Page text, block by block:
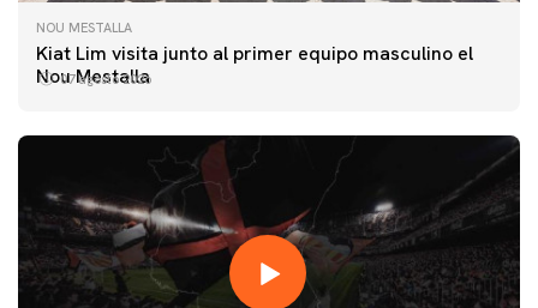
NOU MESTALLA
Kiat Lim visita junto al primer equipo masculino el
Nou Mestalla
07 agosto 2026